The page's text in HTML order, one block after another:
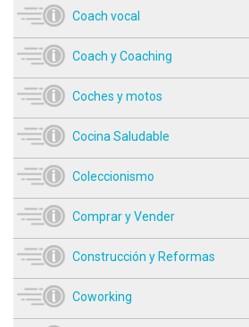
Coach vocal
Coach y Coaching
Coches y motos
Cocina Saludable
Coleccionismo
Comprar y Vender
Construcción y Reformas
Coworking